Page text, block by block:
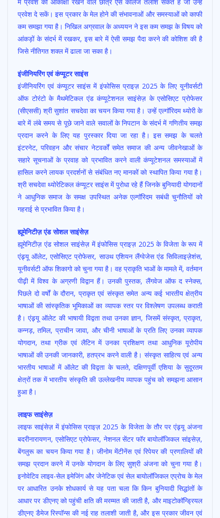
प्रवेश दे सकें। इस प्रकार के मेल होने की संभावनाओं और समस्याओं को काफी
कम समझा गया है। निखिल अग्रवाल के अध्ययन ने इस कम समझ के विषय को
आंकड़ों के संदर्भ में रखकर, इस बारे में ऐसी समझ पैदा करने की कोशिश की है
जिसे नीतिगत शक्ल में ढाला जा सका है।
इंजीनियरिंग एवं कंप्यूटर साइंस
इंजीनियरिंग एवं कंप्यूटर साइंस में इंफोसिस प्राइज़ 2025 के लिए यूनीवर्सटी
ऑफ टोरंटो के मैथमेटिकल एंड कंप्यूटेशनल साइंसेज़ के एसोसिएट प्रोफेसर
(सीएससी) श्री सुशांत सचदेवा का चयन किया गया है। उन्हें एल्गॉरिदम थ्योरी के
बारे में लंबे समय से पूछे जाने वाले सवालों के निपटान के संदर्भ में गणितीय समझ
प्रदान करने के लिए यह पुरस्कार दिया जा रहा है। इस समझ के चलते
इंटरनेट, परिवहन और संचार नेटवर्कों समेत समाज की अन्य जीवनेखाओं के
सहारे सूचनाओं के प्रवाह को प्रभावित करने वाली कंप्यूटेशनल समस्याओं में
हासिल करने लायक प्रदर्शनों से संबंधित नए मानकों को स्थापित किया गया है।
श्री सचदेवा थ्योरेटिकल कंप्यूटर साइंस में पुरोधा रहे हैं जिनके बुनियादी योगदानों
ने आधुनिक समाज के समक्ष उपस्थित अनेक एल्गॉरिदम सबंधी चुनौतियों को
गहराई से प्रभावित किया है।
ह्यूमेनिटीज़ एंड सोशल साइंसेज़
ह्यूमेनिटीज़ एंड सोशल साइंसेज़ में इंफोसिस प्राइज़ 2025 के विजेता के रूप में
एंड्र्यू ऑलेट, एसोसिएट प्रोफेसर, साउथ एशियन लैंग्वेजेस एंड सिविलाइज़ेशंस,
यूनीवर्सटी ऑफ शिकागो को चुना गया है। वह प्राकृति भाओं के मामले में, वर्तमान
पीढ़ी में विश्व के अग्रणी विद्वान हैं। उनकी पुस्तक, लैंगवेज ऑफ द स्नेक्स,
पिछले दो वर्षों के दौरान, प्राकृत एवं संस्कृत समेत अन्य कई भारतीय क्षेत्रीय
भाषाओं की सांस्कृतिक भूमिकाओं का व्यापक स्तर पर विश्लेषण उपलब्ध कराती
है। एंड्र्यू ऑलेट की भाषायी विद्वता तथा उनका ज्ञान, जिसमें संस्कृत, प्राकृत,
कन्नड़, तमिल, प्राचीन जावा, और चीनी भाषाओं के प्रति लिए उनका व्यापक
योगदान, तथा ग्रीक एवं लैटिन में उनका प्रशिक्षण तथा आधुनिक यूरोपीय
भाषाओं की उनकी जानकारी, हतप्रभ करने वाली है। संस्कृत साहित्य एवं अन्य
भारतीय भाषाओं में ऑलेट की विद्वता के चलते, दक्षिणपूर्वी एशिया के सुदूरतम
क्षेत्रों तक में भारतीय संस्कृति की उल्लेखनीय व्यापक पहुंच को समझना आसान
हुआ है।
लाइफ साइंसेज़
लाइफ साइंसेज़ में इंफोसिस प्राइज़ 2025 के विजेता के तौर पर एंड्र्यू अंजना
बदरीनारायणन, एसोसिएट प्रोफेसर, नेशनल सेंटर फॉर बायोलॉजिकल सांइसेज़,
बेंगलुरू का चयन किया गया है। जीनोम मेंटीनेंस एवं रिपेयर की प्रणालियों की
समझ प्रदान करने में उनके योगदान के लिए सुश्री अंजना को चुना गया है।
इनोवेटिव लाइव-सेल इमेजिंग और जेनेटिक एवं सेल बायोलॉजिकल एप्रोच के मेल
पर आधारित उनके शोधकार्य से यह पता चला कि किन बुनियादी सिद्धांतों के
आधार पर डीएनए को पहुंची क्षति की मरम्मत की जाती है, और माइटोकॉन्ड्रियल
डीएनए डैमेज रिस्पॉन्स की नई राह तलाशी जाती है, और इस प्रकार जीवन एवं